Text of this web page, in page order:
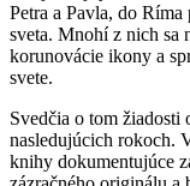
Petra a Pavla, do
sveta. Mnohí z nich sa
korunovácie ikony a
svete.
Svedčia o tom
nasledujúcich rokoch.
knihy dokumentujúce